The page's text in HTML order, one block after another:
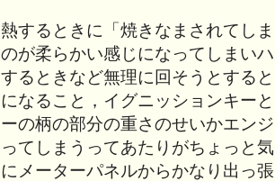
熱するときに「焼きなまされてし
のが柔らかい感じになってしまい
するときなど無理に回そうとする
になること，イグニッションキー
ーの柄の部分の重さのせいかエン
ってしまうってあたりがちょっと
にメーターパネルからかなり出っ